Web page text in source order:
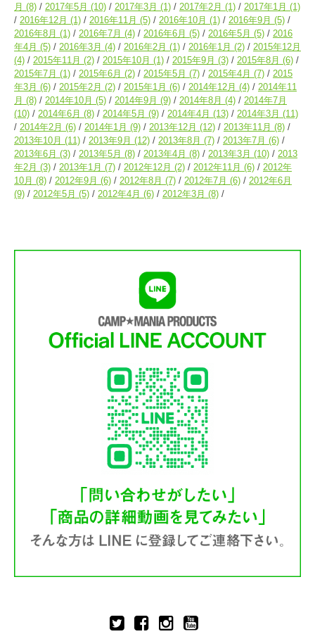
月 (8) 2017年5月 (10) 2017年3月 (1) 2017年2月 (1) 2017年1月 (1)
2016年12月 (1) 2016年11月 (5) 2016年10月 (1) 2016年9月 (5)
2016年8月 (1) 2016年7月 (4) 2016年6月 (5) 2016年5月 (5)
2016
年4月 (5) 2016年3月 (4) 2016年2月 (1) 2016年1月 (2)
2015年12月
(4)
2015年11月 (2) 2015年10月 (1) 2015年9月 (3) 2015年8月 (6)
2015年7月 (1) 2015年6月 (2) 2015年5月 (7) 2015年4月 (7)
2015
年3月 (6) 2015年2月 (2) 2015年1月 (6) 2014年12月 (4)
2014年11
月 (8) 2014年10月 (5) 2014年9月 (9) 2014年8月 (4)
2014年7月
(10)
2014年6月 (8) 2014年5月 (9) 2014年4月 (13) 2014年3月 (11)
2014年2月 (6) 2014年1月 (9) 2013年12月 (12) 2013年11月 (8)
2013年10月 (11) 2013年9月 (12) 2013年8月 (7) 2013年7月 (6)
2013年6月 (3) 2013年5月 (8) 2013年4月 (8) 2013年3月 (10)
2013
年2月 (3) 2013年1月 (7) 2012年12月 (2) 2012年11月 (6)
2012年
10月 (8) 2012年9月 (6) 2012年8月 (7) 2012年7月 (6)
2012年6月
(9)
2012年5月 (5) 2012年4月 (6) 2012年3月 (8)